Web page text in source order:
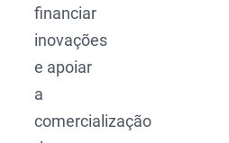
financiar
inovações
e apoiar
a
comercialização